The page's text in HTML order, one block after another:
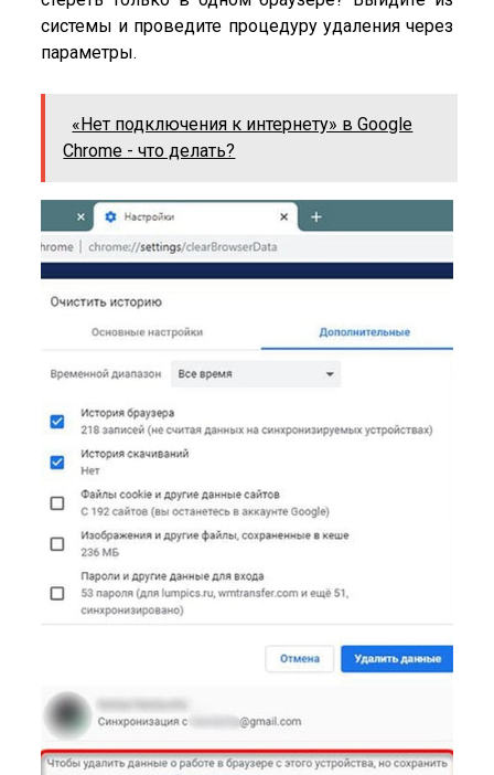
системы и проведите процедуру удаления через
параметры.
«Нет подключения к интернету» в Google
Chrome - что делать?